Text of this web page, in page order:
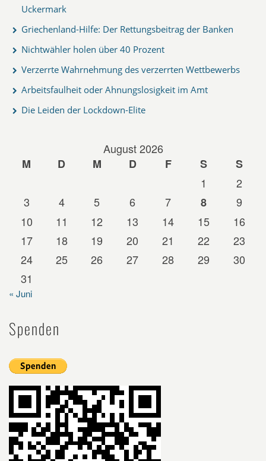
Uckermark
Griechenland-Hilfe: Der Rettungsbeitrag der Banken
Nichtwähler holen über 40 Prozent
Verzerrte Wahrnehmung des verzerrten Wettbewerbs
Arbeitsfaulheit oder Ahnungslosigkeit im Amt
Die Leiden der Lockdown-Elite
August 2026
M
D M D F S
S
1
2
3
4 5 6 7 8
9
10
11 12 13 14 15
16
17
18 19 20 21 22
23
24
25 26 27 28 29
30
31
« Juni
Spenden